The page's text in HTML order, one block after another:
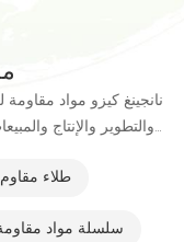
نانجينغ كيزو مواد
والتطوير والإنتاج
طلاء مقاوم
سلسلة مواد